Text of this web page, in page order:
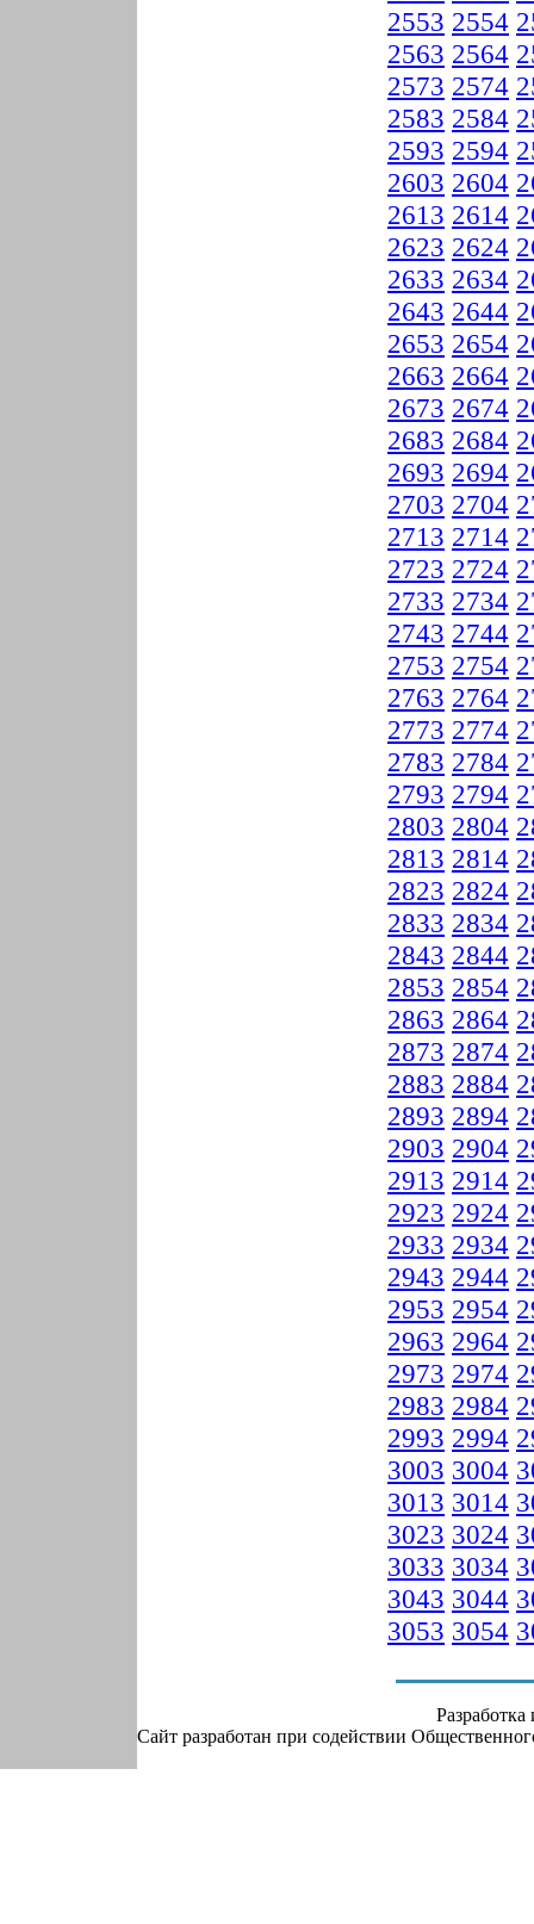
2553 2554
2563 2564
2573 2574
2583 2584
2593 2594
2603 2604
2613 2614
2623 2624
2633 2634
2643 2644
2653 2654
2663 2664
2673 2674
2683 2684
2693 2694
2703 2704
2713 2714
2723 2724
2733 2734
2743 2744
2753 2754
2763 2764
2773 2774
2783 2784
2793 2794
2803 2804
2813 2814
2823 2824
2833 2834
2843 2844
2853 2854
2863 2864
2873 2874
2883 2884
2893 2894
2903 2904
2913 2914
2923 2924
2933 2934
2943 2944
2953 2954
2963 2964
2973 2974
2983 2984
2993 2994
3003 3004
3013 3014
3023 3024
3033 3034
3043 3044
3053 3054
Сайт разработан при содействии